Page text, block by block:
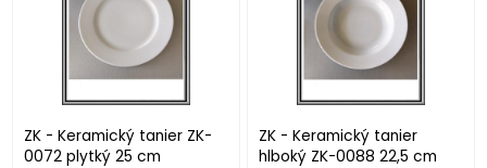
ZK - Keramický tanier ZK-
0072 plytký 25 cm
ZK - Keramický tanier
hlboký ZK-0088 22,5 cm